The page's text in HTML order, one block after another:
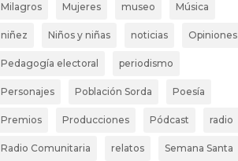
Milagros Mujeres museo Música
niñez Niños y niñas noticias Opiniones
Pedagogía electoral periodismo
Personajes Población Sorda Poesía
Premios Producciones Pódcast radio
Radio Comunitaria relatos Semana Santa